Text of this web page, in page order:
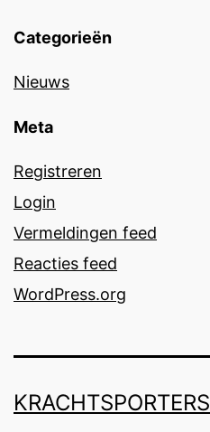
Categorieën
Nieuws
Meta
Registreren
Login
Vermeldingen feed
Reacties feed
WordPress.org
KRACHTSPORTERS